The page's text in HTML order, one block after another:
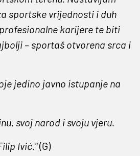
sportske vrijednosti i duh
karijere te biti
– sportaš otvorena srca i
jedino javno istupanje na
svoj narod i svoju vjeru.
Ivić."(G)